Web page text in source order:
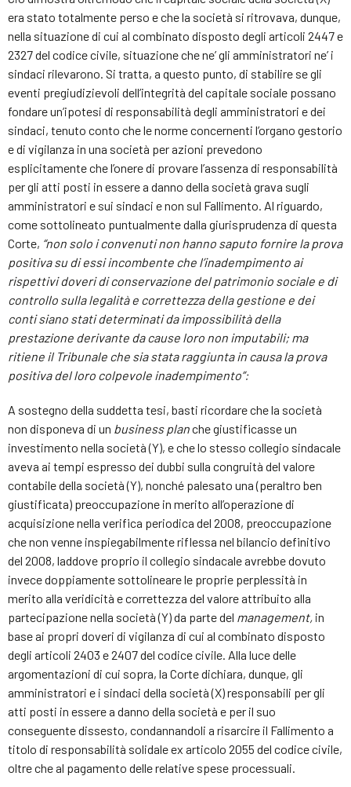
era stato totalmente perso e che la società si ritrovava, dunque,
nella situazione di cui al combinato disposto degli articoli 2447 e
2327 del codice civile, situazione che ne’ gli amministratori ne’ i
sindaci rilevarono. Si tratta, a questo punto, di stabilire se gli
eventi pregiudizievoli dell’integrità del capitale sociale possano
fondare un’ipotesi di responsabilità degli amministratori e dei
sindaci, tenuto conto che le norme concernenti l’organo gestorio
e di vigilanza in una società per azioni prevedono
esplicitamente che l’onere di provare l’assenza di responsabilità
per gli atti posti in essere a danno della società grava sugli
amministratori e sui sindaci e non sul Fallimento. Al riguardo,
come sottolineato puntualmente dalla giurisprudenza di questa
Corte, “non solo i convenuti non hanno saputo fornire la prova
positiva su di essi incombente che l’inadempimento ai
rispettivi doveri di conservazione del patrimonio sociale e di
controllo sulla legalità e correttezza della gestione e dei
conti siano stati determinati da impossibilità della
prestazione derivante da cause loro non imputabili; ma
ritiene il Tribunale che sia stata raggiunta in causa la prova
positiva del loro colpevole inadempimento”:
A sostegno della suddetta tesi, basti ricordare che la società
non disponeva di un business planche giustificasse un
investimento nella società (Y), e che lo stesso collegio sindacale
aveva ai tempi espresso dei dubbi sulla congruità del valore
contabile della società (Y), nonché palesato una (peraltro ben
giustificata) preoccupazione in merito all’operazione di
acquisizione nella verifica periodica del 2008, preoccupazione
che non venne inspiegabilmente riflessa nel bilancio definitivo
del 2008, laddove proprio il collegio sindacale avrebbe dovuto
invece doppiamente sottolineare le proprie perplessità in
merito alla veridicità e correttezza del valore attribuito alla
partecipazione nella società (Y) da parte del management, in
base ai propri doveri di vigilanza di cui al combinato disposto
degli articoli 2403 e 2407 del codice civile. Alla luce delle
argomentazioni di cui sopra, la Corte dichiara, dunque, gli
amministratori e i sindaci della società (X) responsabili per gli
atti posti in essere a danno della società e per il suo
conseguente dissesto, condannandoli a risarcire il Fallimento a
titolo di responsabilità solidale ex articolo 2055 del codice civile,
oltre che al pagamento delle relative spese processuali.